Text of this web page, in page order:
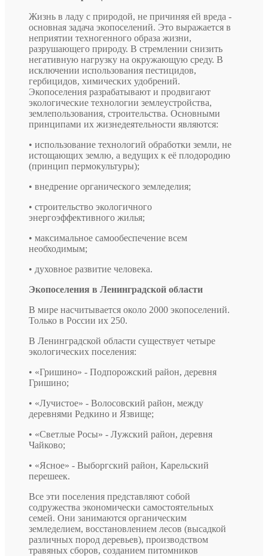
Жизнь в ладу с природой, не причиняя ей вреда -
основная задача экопоселений. Это выражается в
неприятии техногенного образа жизни,
разрушающего природу. В стремлении снизить
негативную нагрузку на окружающую среду. В
исключении использования пестицидов,
гербицидов, химических удобрений.
Экопоселения разрабатывают и продвигают
экологические технологии землеустройства,
землепользования, строительства. Основными
принципами их жизнедеятельности являются:
• использование технологий обработки земли, не
истощающих землю, а ведущих к её плодородию
(принцип пермокультуры);
• внедрение органического земледелия;
• строительство экологичного
энергоэффективного жилья;
• максимальное самообеспечение всем
необходимым;
• духовное развитие человека.
Экопоселения в Ленинградской области
В мире насчитывается около 2000 экопоселений.
Только в России их 250.
В Ленинградской области существует четыре
экологических поселения:
• «Гришино» - Подпорожский район, деревня
Гришино;
• «Лучистое» - Волосовский район, между
деревнями Редкино и Язвище;
• «Светлые Росы» - Лужский район, деревня
Чайково;
• «Ясное» - Выборгский район, Карельский
перешеек.
Все эти поселения представляют собой
содружества экономически самостоятельных
семей. Они занимаются органическим
земледелием, восстановлением лесов (высадкой
различных пород деревьев), производством
травяных сборов, созданием питомников